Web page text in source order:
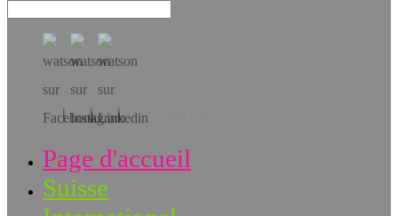
Téléchargez l’app!
Page d'accueil
Suisse